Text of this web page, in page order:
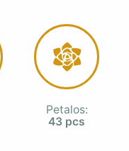
Petalos:
43 pcs